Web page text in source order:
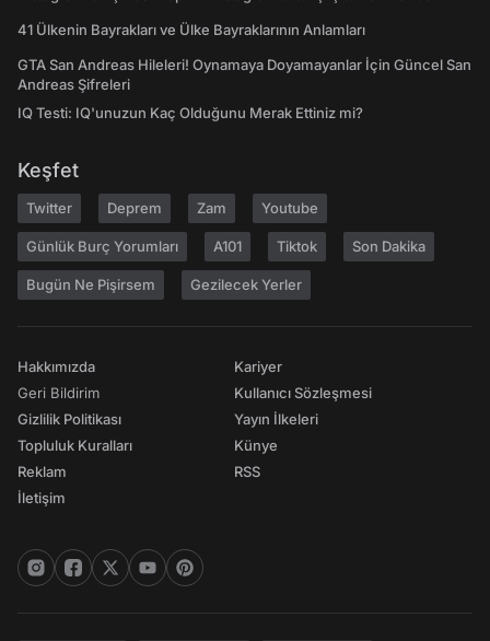
41 Ülkenin Bayrakları ve Ülke Bayraklarının Anlamları
GTA San Andreas Hileleri! Oynamaya Doyamayanlar İçin Güncel San
Andreas Şifreleri
IQ Testi: IQ'unuzun Kaç Olduğunu Merak Ettiniz mi?
Keşfet
Twitter Deprem Zam Youtube
Günlük Burç Yorumları A101 Tiktok Son Dakika
Bugün Ne Pişirsem Gezilecek Yerler
Hakkımızda
Geri Bildirim
Gizlilik Politikası
Topluluk Kuralları
Reklam
İletişim
Kariyer
Kullanıcı Sözleşmesi
Yayın İlkeleri
Künye
RSS